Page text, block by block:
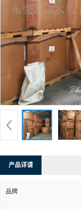
产品详请
品牌